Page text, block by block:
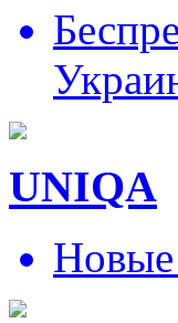
UNIQA
Новые